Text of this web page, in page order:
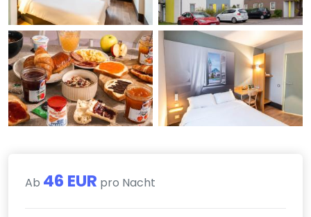
Ab 46 EUR pro Nacht